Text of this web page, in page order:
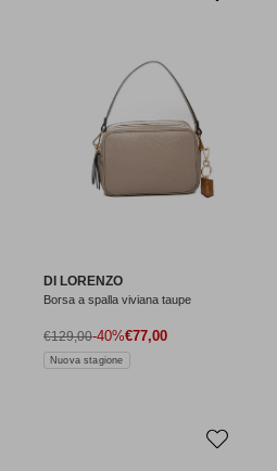
DI LORENZO
Borsa a spalla viviana taupe
Prezzo di vendita
€77,00
Prezzo normale
€129,00-40%
Nuova stagione